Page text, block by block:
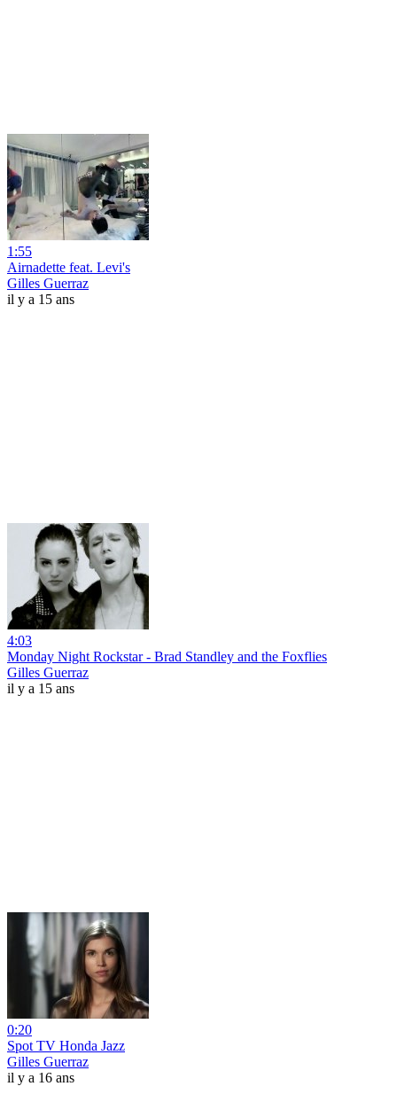
1:55
Airnadette feat. Levi's
Gilles Guerraz
il y a 15 ans
4:03
Monday Night Rockstar - Brad Standley and the Foxflies
Gilles Guerraz
il y a 15 ans
0:20
Spot TV Honda Jazz
Gilles Guerraz
il y a 16 ans